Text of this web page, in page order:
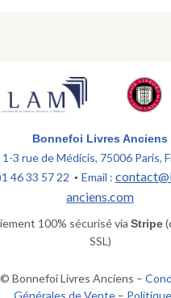
Bonnefoi Livres Anciens
1-3 rue de Médicis, 75006 Paris,
46 33 57 22 • Email :
anciens.com
100% sécurisé via Stripe
SSL)
© Bonnefoi Livres Anciens –
Générales de Vente–